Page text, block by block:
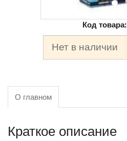
Код товара:
Нет в наличии
О главном
Краткое описание